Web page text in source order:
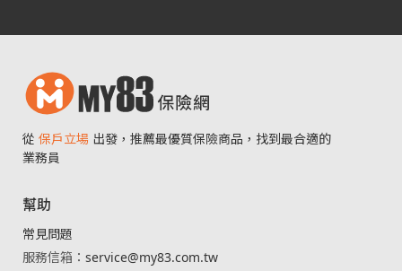
從 保戶立場 出發，推薦最優質保險商品，找到最合適的
業務員
幫助
常見問題
服務信箱： service@my83.com.tw